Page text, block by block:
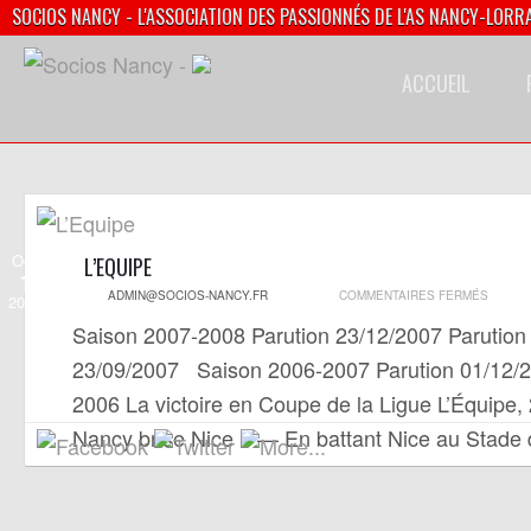
SOCIOS NANCY - L'ASSOCIATION DES PASSIONNÉS DE L'AS NANCY-
ACCUEIL
Oct
1
2013
L’EQUIPE
ADMIN@SOCIOS-NANCY.FR COMMENTAIRES FERMÉS
Saison 2007-2008 Parution 23/12/2007
23/09/2007 Saison 2006-2007 Parution 01/
2006 La victoire en Coupe de la Ligue
Nancy brise Nice » — En battant Nice au Stade
l’ASNL s’adjuge...